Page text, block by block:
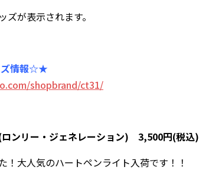
が表示されます。
情報☆★
shopbrand/ct31/
ンリー・ジェネレーション) 3,500円(税込)
！大人気のハートペンライト入荷です！！